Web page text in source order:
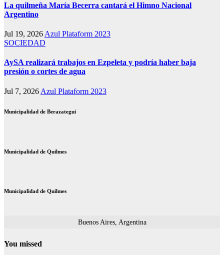
La quilmeña María Becerra cantará el Himno Nacional
Argentino
Jul 19, 2026 Azul Plataform 2023
SOCIEDAD
AySA realizará trabajos en Ezpeleta y podría haber baja
presión o cortes de agua
Jul 7, 2026 Azul Plataform 2023
Municipalidad de Berazategui
Municipalidad de Quilmes
Municipalidad de Quilmes
Buenos Aires, Argentina
You missed